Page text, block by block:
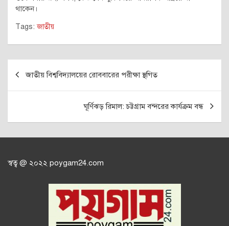
থাকেন।
Tags: জাতীয়
navigation
জাতীয় বিশ্ববিদ্যালয়ের রোববারের পরীক্ষা স্থগিত
ঘূর্ণিঝড় রিমাল: চট্টগ্রাম বন্দরের কার্যক্রম বন্ধ
স্বত্ব @ ২০২২ poygam24.com